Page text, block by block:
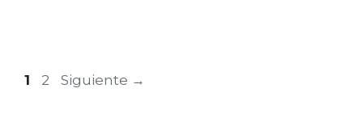
Página
1 Página
2 Siguiente →